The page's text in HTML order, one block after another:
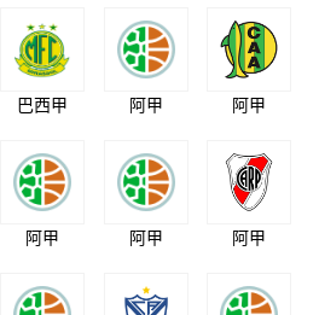
巴西甲 阿甲 阿甲
阿甲 阿甲 阿甲